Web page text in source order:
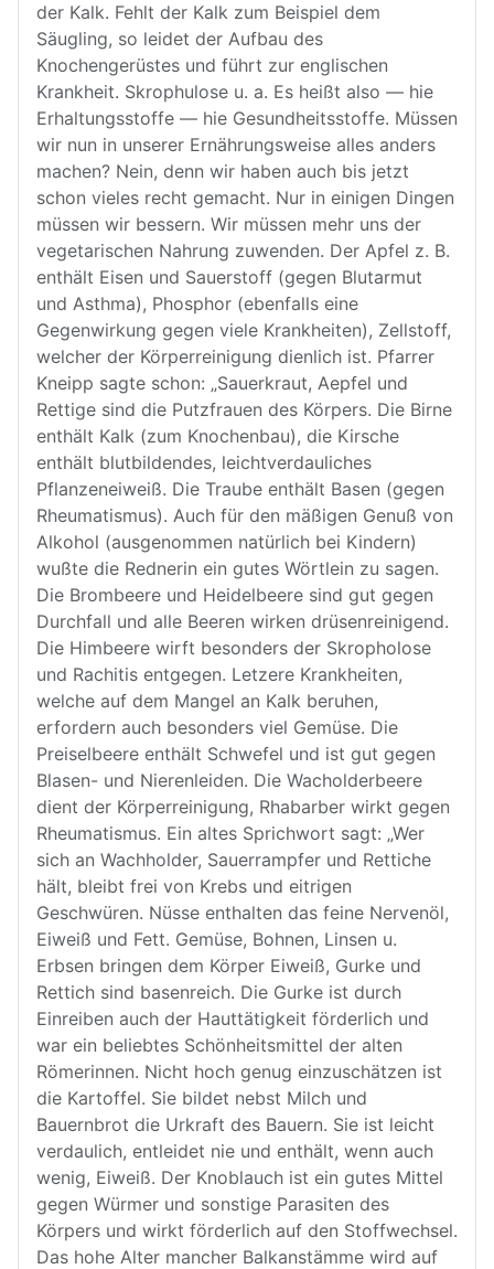
der Kalk. Fehlt der Kalk zum Beispiel dem
Säugling, so leidet der Aufbau des
Knochengerüstes und führt zur englischen
Krankheit. Skrophulose u. a. Es heißt also — hie
Erhaltungsstoffe — hie Gesundheitsstoffe. Müssen
wir nun in unserer Ernährungsweise alles anders
machen? Nein, denn wir haben auch bis jetzt
schon vieles recht gemacht. Nur in einigen Dingen
müssen wir bessern. Wir müssen mehr uns der
vegetarischen Nahrung zuwenden. Der Apfel z. B.
enthält Eisen und Sauerstoff (gegen Blutarmut
und Asthma), Phosphor (ebenfalls eine
Gegenwirkung gegen viele Krankheiten), Zellstoff,
welcher der Körperreinigung dienlich ist. Pfarrer
Kneipp sagte schon: „Sauerkraut, Aepfel und
Rettige sind die Putzfrauen des Körpers. Die Birne
enthält Kalk (zum Knochenbau), die Kirsche
enthält blutbildendes, leichtverdauliches
Pflanzeneiweiß. Die Traube enthält Basen (gegen
Rheumatismus). Auch für den mäßigen Genuß von
Alkohol (ausgenommen natürlich bei Kindern)
wußte die Rednerin ein gutes Wörtlein zu sagen.
Die Brombeere und Heidelbeere sind gut gegen
Durchfall und alle Beeren wirken drüsenreinigend.
Die Himbeere wirft besonders der Skropholose
und Rachitis entgegen. Letzere Krankheiten,
welche auf dem Mangel an Kalk beruhen,
erfordern auch besonders viel Gemüse. Die
Preiselbeere enthält Schwefel und ist gut gegen
Blasen- und Nierenleiden. Die Wacholderbeere
dient der Körperreinigung, Rhabarber wirkt gegen
Rheumatismus. Ein altes Sprichwort sagt: „Wer
sich an Wachholder, Sauerrampfer und Rettiche
hält, bleibt frei von Krebs und eitrigen
Geschwüren. Nüsse enthalten das feine Nervenöl,
Eiweiß und Fett. Gemüse, Bohnen, Linsen u.
Erbsen bringen dem Körper Eiweiß, Gurke und
Rettich sind basenreich. Die Gurke ist durch
Einreiben auch der Hauttätigkeit förderlich und
war ein beliebtes Schönheitsmittel der alten
Römerinnen. Nicht hoch genug einzuschätzen ist
die Kartoffel. Sie bildet nebst Milch und
Bauernbrot die Urkraft des Bauern. Sie ist leicht
verdaulich, entleidet nie und enthält, wenn auch
wenig, Eiweiß. Der Knoblauch ist ein gutes Mittel
gegen Würmer und sonstige Parasiten des
Körpers und wirkt förderlich auf den Stoffwechsel.
Das hohe Alter mancher Balkanstämme wird auf